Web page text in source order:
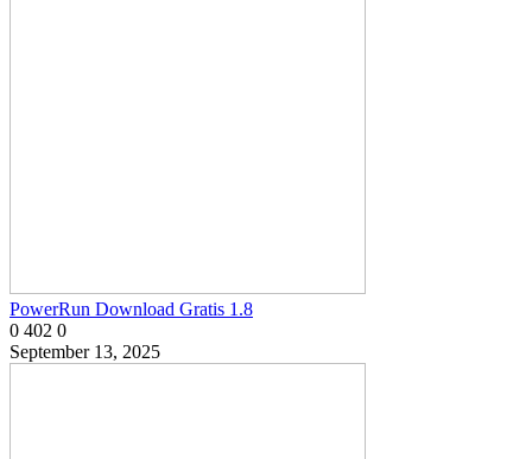
PowerRun Download Gratis 1.8
0 402 0
September 13, 2025